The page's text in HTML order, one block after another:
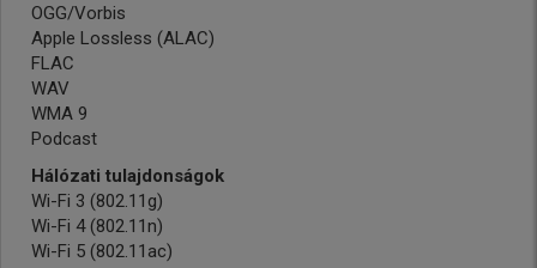
OGG/Vorbis
Apple Lossless (ALAC)
FLAC
WAV
WMA 9
Podcast
Hálózati tulajdonságok
Wi-Fi 3 (802.11g)
Wi-Fi 4 (802.11n)
Wi-Fi 5 (802.11ac)